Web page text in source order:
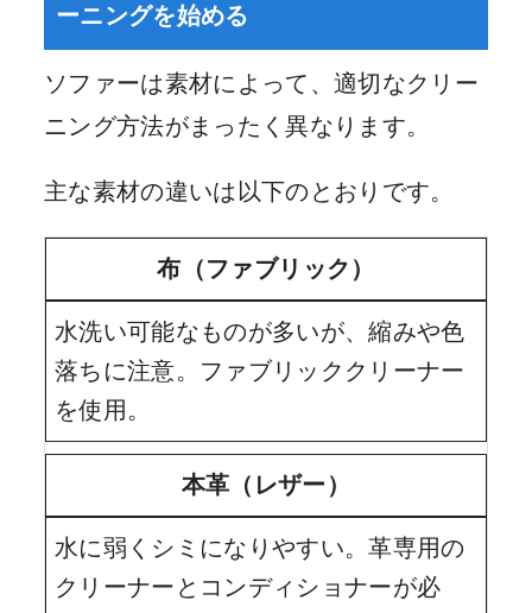
ーニングを始める
ソファーは素材によって、適切なクリー
ニング方法がまったく異なります。
主な素材の違いは以下のとおりです。
布（ファブリック）
水洗い可能なものが多いが、縮みや色
落ちに注意。ファブリッククリーナー
を使用。
本革（レザー）
水に弱くシミになりやすい。革専用の
クリーナーとコンディショナーが必